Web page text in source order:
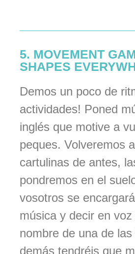
5. MOVEMENT
SHAPES
Demos un poco de
actividades! Poned
inglés que motive a
peques. Volveremos
cartulinas de antes,
pondremos en el
vosotros se
música y decir en voz
nombre de una de
demás tendréis que